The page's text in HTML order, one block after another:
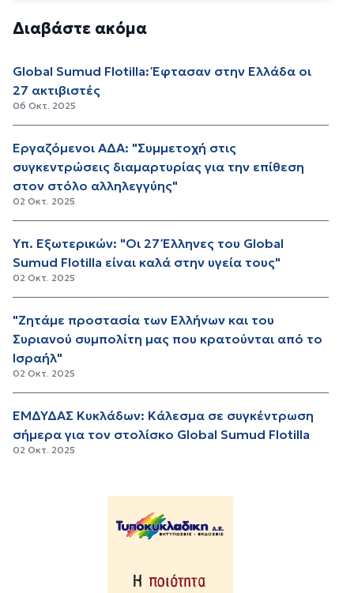
Διαβάστε ακόμα
Global Sumud Flotilla: Έφτασαν στην Ελλάδα οι
27 ακτιβιστές
06 Οκτ. 2025
Εργαζόμενοι ΑΔΑ: "Συμμετοχή στις
συγκεντρώσεις διαμαρτυρίας για την επίθεση
στον στόλο αλληλεγγύης"
02 Οκτ. 2025
Υπ. Εξωτερικών: "Οι 27 Έλληνες του Global
Sumud Flotilla είναι καλά στην υγεία τους"
02 Οκτ. 2025
"Ζητάμε προστασία των Ελλήνων και του
Συριανού συμπολίτη μας που κρατούνται από το
Ισραήλ"
02 Οκτ. 2025
ΕΜΔΥΔΑΣ Κυκλάδων: Κάλεσμα σε συγκέντρωση
σήμερα για τον στολίσκο Global Sumud Flotilla
02 Οκτ. 2025